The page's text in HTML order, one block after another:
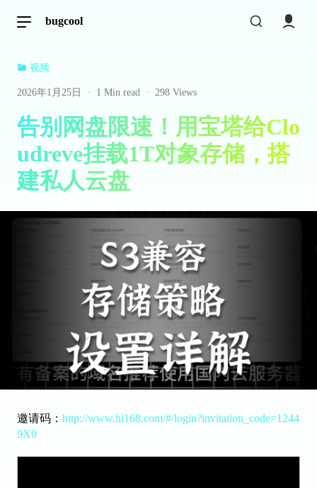
bugcool
视频
2026年1月25日 · 1 Min read · 298 Views
告别网盘限速！用宝塔给Clo
udreve挂载1T对象存储，搭
建私人云盘
邀请码： http://www.hi168.com/#/login?invitation_code=1244
9X0